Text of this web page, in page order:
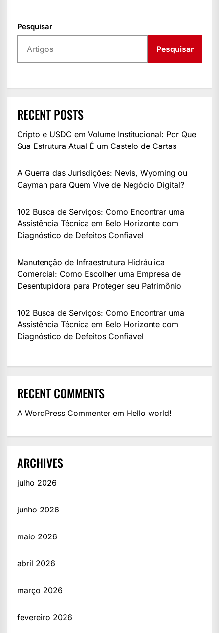
Pesquisar
Pesquisar
RECENT POSTS
Cripto e USDC em Volume Institucional: Por Que
Sua Estrutura Atual É um Castelo de Cartas
A Guerra das Jurisdições: Nevis, Wyoming ou
Cayman para Quem Vive de Negócio Digital?
102 Busca de Serviços: Como Encontrar uma
Assistência Técnica em Belo Horizonte com
Diagnóstico de Defeitos Confiável
Manutenção de Infraestrutura Hidráulica
Comercial: Como Escolher uma Empresa de
Desentupidora para Proteger seu Patrimônio
102 Busca de Serviços: Como Encontrar uma
Assistência Técnica em Belo Horizonte com
Diagnóstico de Defeitos Confiável
RECENT COMMENTS
A WordPress Commenter em Hello world!
ARCHIVES
julho 2026
junho 2026
maio 2026
abril 2026
março 2026
fevereiro 2026